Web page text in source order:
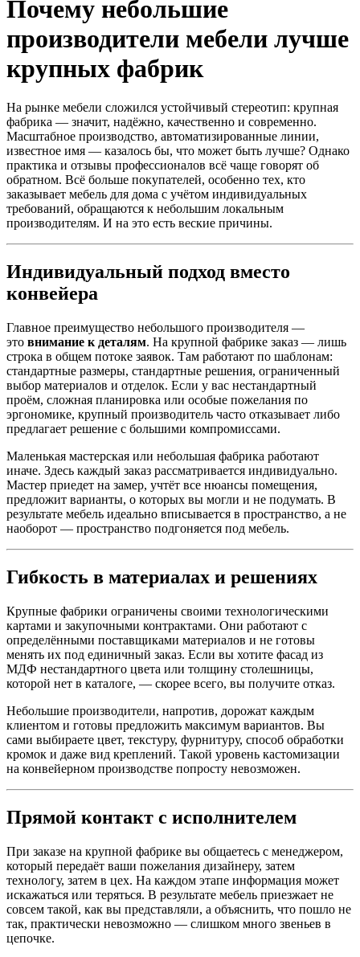
Почему небольшие
производители мебели лучше
крупных фабрик
На рынке мебели сложился устойчивый стереотип: крупная
фабрика — значит, надёжно, качественно и современно.
Масштабное производство, автоматизированные линии,
известное имя — казалось бы, что может быть лучше? Однако
практика и отзывы профессионалов всё чаще говорят об
обратном. Всё больше покупателей, особенно тех, кто
заказывает мебель для дома с учётом индивидуальных
требований, обращаются к небольшим локальным
производителям. И на это есть веские причины.
Индивидуальный подход вместо
конвейера
Главное преимущество небольшого производителя —
это внимание к деталям. На крупной фабрике заказ — лишь
строка в общем потоке заявок. Там работают по шаблонам:
стандартные размеры, стандартные решения, ограниченный
выбор материалов и отделок. Если у вас нестандартный
проём, сложная планировка или особые пожелания по
эргономике, крупный производитель часто отказывает либо
предлагает решение с большими компромиссами.
Маленькая мастерская или небольшая фабрика работают
иначе. Здесь каждый заказ рассматривается индивидуально.
Мастер приедет на замер, учтёт все нюансы помещения,
предложит варианты, о которых вы могли и не подумать. В
результате мебель идеально вписывается в пространство, а не
наоборот — пространство подгоняется под мебель.
Гибкость в материалах и решениях
Крупные фабрики ограничены своими технологическими
картами и закупочными контрактами. Они работают с
определёнными поставщиками материалов и не готовы
менять их под единичный заказ. Если вы хотите фасад из
МДФ нестандартного цвета или толщину столешницы,
которой нет в каталоге, — скорее всего, вы получите отказ.
Небольшие производители, напротив, дорожат каждым
клиентом и готовы предложить максимум вариантов. Вы
сами выбираете цвет, текстуру, фурнитуру, способ обработки
кромок и даже вид креплений. Такой уровень кастомизации
на конвейерном производстве попросту невозможен.
Прямой контакт с исполнителем
При заказе на крупной фабрике вы общаетесь с менеджером,
который передаёт ваши пожелания дизайнеру, затем
технологу, затем в цех. На каждом этапе информация может
искажаться или теряться. В результате мебель приезжает не
совсем такой, как вы представляли, а объяснить, что пошло не
так, практически невозможно — слишком много звеньев в
цепочке.